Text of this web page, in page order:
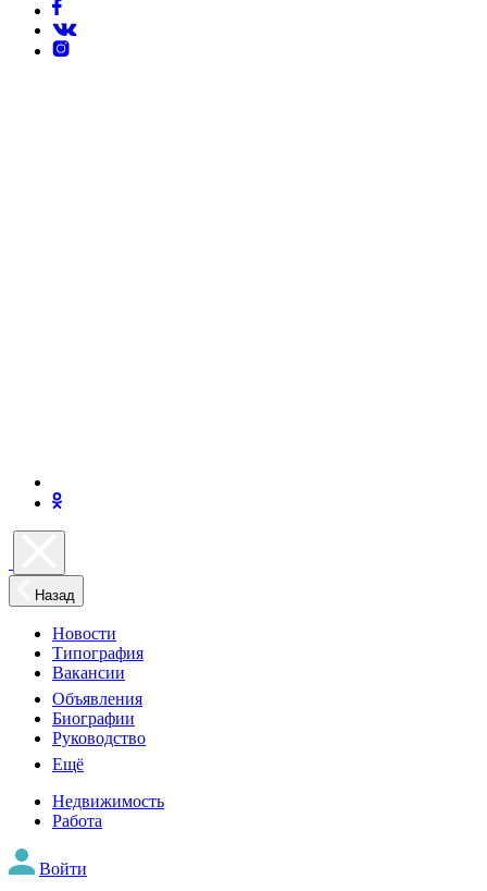
Назад
Новости
Типография
Вакансии
Объявления
Биографии
Руководство
Ещё
Недвижимость
Работа
Войти